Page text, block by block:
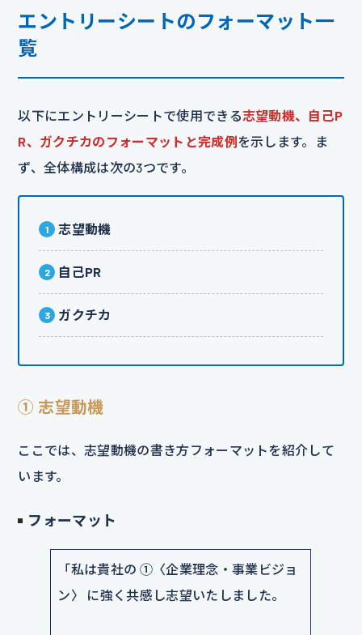
エントリーシートのフォーマット一
覧
以下にエントリーシートで使用できる志望動機、自己P
R、ガクチカのフォーマットと完成例を示します。ま
ず、全体構成は次の3つです。
志望動機
自己PR
ガクチカ
① 志望動機
ここでは、志望動機の書き方フォーマットを紹介して
います。
フォーマット
「私は貴社の ①〈企業理念・事業ビジョ
ン〉 に強く共感し志望いたしました。